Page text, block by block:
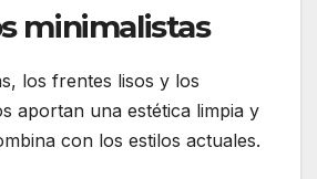
minimalistas
los frentes lisos y los
aportan una estética limpia y
con los estilos actuales.